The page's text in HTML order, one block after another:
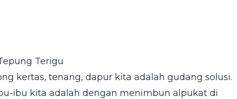
Terigu
kertas, tenang, dapur kita adalah gudang solusi.
ibu kita adalah dengan menimbun alpukat di